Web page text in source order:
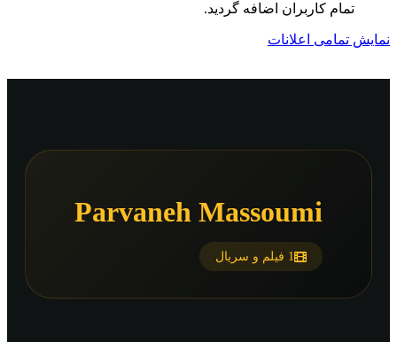
تمام کاربران اضافه گردید.
نمایش تمامی اعلانات
Parvaneh Massoumi
1 فیلم و سریال